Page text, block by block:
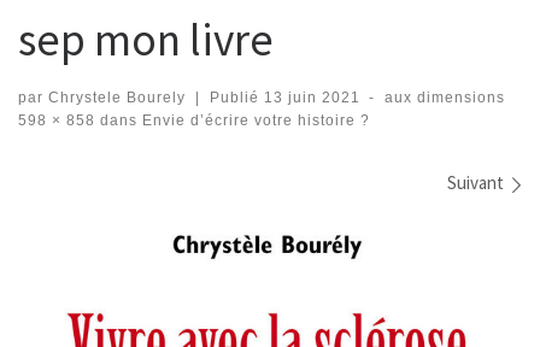
sep mon livre
par Chrystele Bourely | Publié 13 juin 2021 -
aux dimensions
598 × 858 dans Envie d’écrire votre histoire ?
Suivant